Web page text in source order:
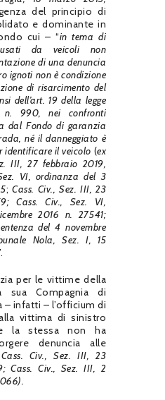
del principio di
e dominante in
cui – “in tema di
da veicoli non
di una denuncia
ignoti non è condizione
di risarcimento del
dell’art. 19 della legge
n. 990, nei confronti
dal Fondo di garanzia
né il danneggiato è
identificare il veicolo (ex
III, 27 febbraio 2019,
VI, ordinanza del 3
; Cass. Civ., Sez. III, 23
Cass. Civ., Sez. VI,
2016 n. 27541;
del 4 novembre
Nola, Sez. I, 15
per le vittime della
sua Compagnia di
– infatti – l’officium di
vittima di sinistro
la stessa non ha
denuncia alle
Cass. Civ., Sez. III, 23
Cass. Civ., Sez. III, 2